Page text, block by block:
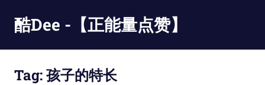
content
酷Dee -【正能量点赞】
最
Tag:孩子的特长